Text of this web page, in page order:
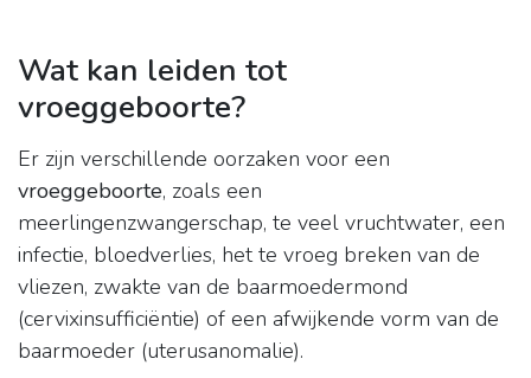
Wat kan leiden tot
vroeggeboorte?
Er zijn verschillende oorzaken voor een
vroeggeboorte, zoals een
meerlingenzwangerschap, te veel vruchtwater, een
infectie, bloedverlies, het te vroeg breken van de
vliezen, zwakte van de baarmoedermond
(cervixinsufficiëntie) of een afwijkende vorm van de
baarmoeder (uterusanomalie).